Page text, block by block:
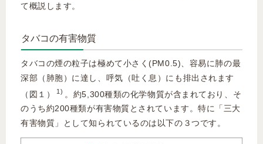
て概説します。
タバコの有害物質
タバコの煙の粒子は極めて小さく(PM0.5)、容易に肺の最
深部（肺胞）に達し、呼気（吐く息）にも排出されます
（図１）
1) 。約5,300種類の化学物質が含まれており、そ
のうち約200種類が有害物質とされています。特に「三大
有害物質」として知られているのは以下の３つです。